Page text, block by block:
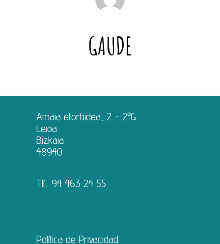
GAUDE
Amaia etorbidea, 2 – 2ºG
Leioa
Bizkaia
48940
Tlf.: 94 463 24 55
Política de Privacidad